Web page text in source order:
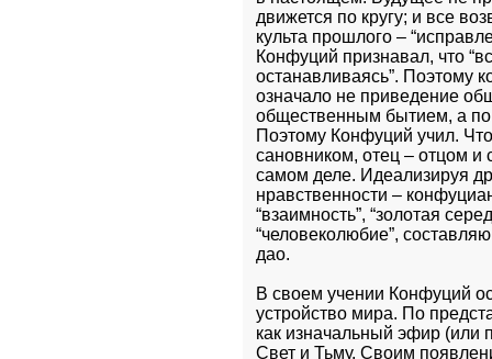
движется по кругу; и все
культа прошлого –
Конфуций признавал, что
останавливаясь”. Поэтому
означало не приведение
общественным бытием, а
Поэтому Конфуций учил.
сановником, отец – отцом
самом деле. Идеализируя
нравственности –
“взаимность”, “золотая
“человеколюбие”,
дао.
В своем учении Конфуций
устройство мира. По
как изначальный эфир (или
Свет и Тьму. Своим